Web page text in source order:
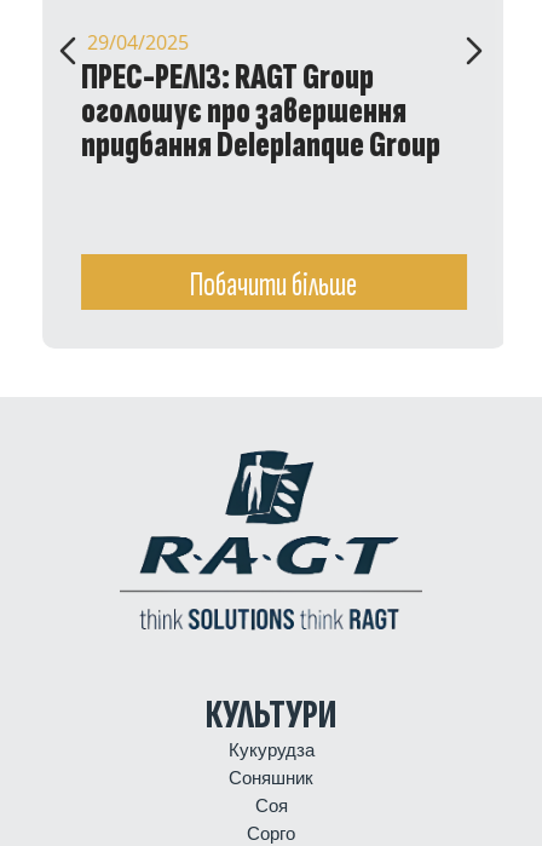
29/04/2025
ПРЕС-РЕЛІЗ: RAGT Group
оголошує про завершення
придбання Deleplanque Group
Побачити більше
КУЛЬТУРИ
Кукурудза
Соняшник
Соя
Сорго